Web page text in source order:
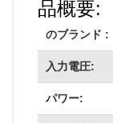
品概要:
のブランド :
入力電圧:
パワー: